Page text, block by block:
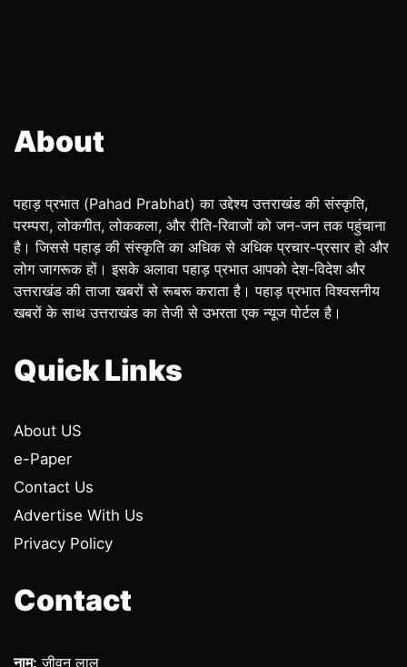
About
पहाड़ प्रभात (Pahad Prabhat) का उद्देश्य उत्तराखंड की संस्कृति,
परम्परा, लोकगीत, लोककला, और रीति-रिवाजों को जन-जन तक पहुंचाना
है। जिससे पहाड़ की संस्कृति का अधिक से अधिक प्रचार-प्रसार हो और
लोग जागरूक हों। इसके अलावा पहाड़ प्रभात आपको देश-विदेश और
उत्तराखंड की ताजा खबरों से रूबरू कराता है। पहाड़ प्रभात विश्वसनीय
खबरों के साथ उत्तराखंड का तेजी से उभरता एक न्यूज पोर्टल है।
Quick Links
About US
e-Paper
Contact Us
Advertise With Us
Privacy Policy
Contact
नाम: जीवन लाल